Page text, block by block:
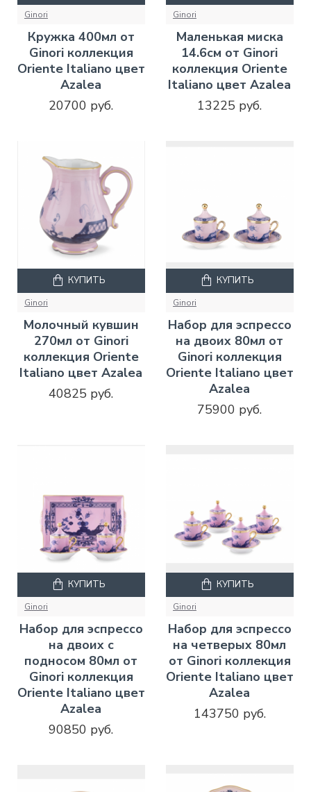
Ginori
Кружка 400мл от
Ginori коллекция
Oriente Italiano цвет
Azalea
20700 руб.
Ginori
Маленькая миска
14.6см от Ginori
коллекция Oriente
Italiano цвет Azalea
13225 руб.
Ginori
Молочный кувшин
270мл от Ginori
коллекция Oriente
Italiano цвет Azalea
40825 руб.
КУПИТЬ
Ginori
Набор для эспрессо
на двоих 80мл от
Ginori коллекция
Oriente Italiano цвет
Azalea
75900 руб.
КУПИТЬ
Ginori
Набор для эспрессо
на двоих с
подносом 80мл от
Ginori коллекция
Oriente Italiano цвет
Azalea
90850 руб.
КУПИТЬ
Ginori
Набор для эспрессо
на четверых 80мл
от Ginori коллекция
Oriente Italiano цвет
Azalea
143750 руб.
КУПИТЬ